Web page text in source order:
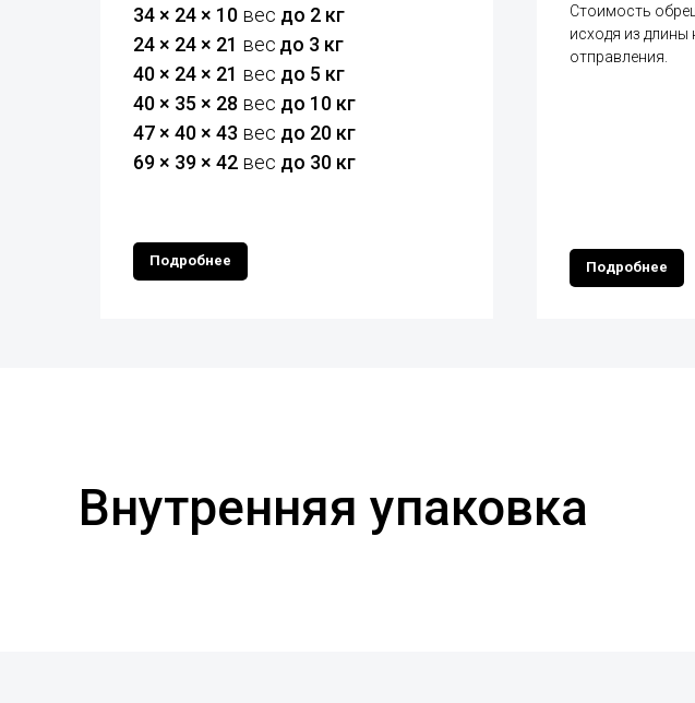
34 × 24 × 10 вес до 2 кг
24 × 24 × 21 вес до 3 кг
40 × 24 × 21 вес до 5 кг
40 × 35 × 28 вес до 10 кг
47 × 40 × 43 вес до 20 кг
69 × 39 × 42 вес до 30 кг
Подробнее
Стоимость
исходя из
отправления.
Подробнее
Внутренняя упаковка